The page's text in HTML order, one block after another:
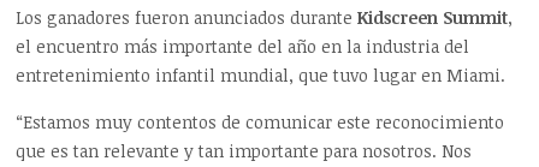
Los ganadores fueron anunciados duranteKidscreen Summit,
el encuentro más importante del año en la industria del
entretenimiento infantil mundial, que tuvo lugar en Miami.
“Estamos muy contentos de comunicar este reconocimiento
que es tan relevante y tan importante para nosotros. Nos